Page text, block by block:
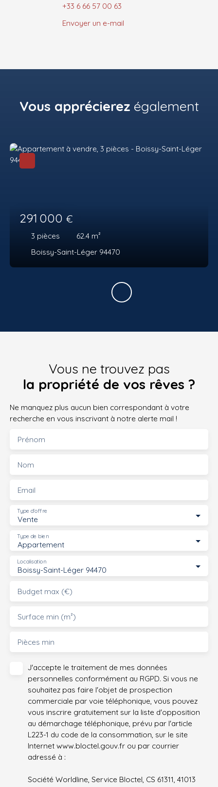
+33 6 66 57 00 63
Envoyer un e-mail
Vous apprécierez également
291 000 €
3 pièces 62.4 m²
Boissy-Saint-Léger 94470
Vous ne trouvez pas
la propriété de vos rêves ?
Ne manquez plus aucun bien correspondant à votre
recherche en vous inscrivant à notre alerte mail !
Prénom
Nom
Email
Vente
Type d'offre
Appartement
Type de bien
Boissy-Saint-Léger 94470
Localisation
Budget max (€)
Surface min (m²)
Pièces min
J'accepte le traitement de mes données
personnelles conformément au RGPD. Si vous ne
souhaitez pas faire l'objet de prospection
commerciale par voie téléphonique, vous pouvez
vous inscrire gratuitement sur la liste d'opposition
au démarchage téléphonique, prévu par l'article
L223-1 du code de la consommation, sur le site
Internet www.bloctel.gouv.fr ou par courrier
adressé à :
Société Worldline, Service Bloctel, CS 61311, 41013